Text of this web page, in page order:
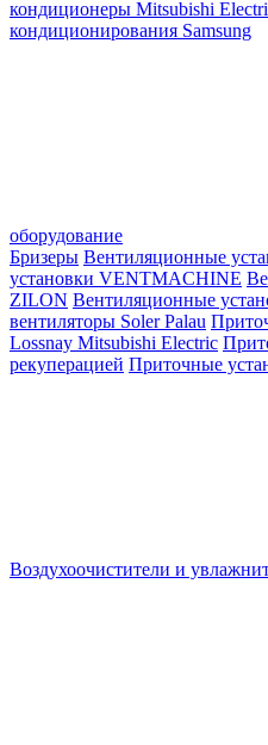
кондиционеры Mitsubishi
кондиционирования Samsung
оборудование
Бризеры Вентиляционные
установки VENTMACHINE
ZILON Вентиляционные
вентиляторы Soler Palau
Lossnay Mitsubishi Electric
рекуперацией Приточные
Воздухоочистители и